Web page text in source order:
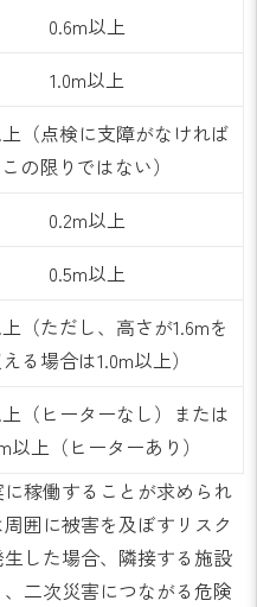
0.6m以上
1.0m以上
（点検に支障がなければ
この限りではない）
0.2m以上
0.5m以上
（ただし、高さが1.6mを
る場合は1.0m以上）
（ヒーターなし）または
以上（ヒーターあり）
稼働することが求められ
囲に被害を及ぼすリスク
した場合、隣接する施設
二次災害につながる危険